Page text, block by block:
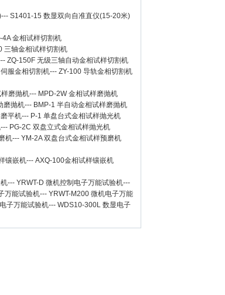
--- S1401-15 数显双向自准直仪(15-20米)
4A 金相试样切割机
三轴金相试样切割机
ZQ-150F 无级三轴自动金相试样切割机
伺服金相切割机--- ZY-100 导轨金相切割机
磨抛机--- MPD-2W 金相试样磨抛机
磨抛机--- BMP-1 半自动金相试样磨抛机
平机--- P-1 单盘台式金相试样抛光机
--- PG-2C 双盘立式金相试样抛光机
机--- YM-2A 双盘台式金相试样预磨机
镶嵌机--- AXQ-100金相试样镶嵌机
--- YRWT-D 微机控制电子万能试验机---
万能试验机--- YRWT-M200 微机电子万能
子万能试验机--- WDS10-300L 数显电子